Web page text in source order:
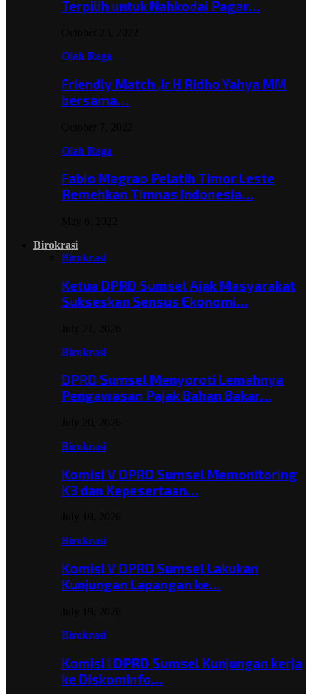
Terpilih untuk Nahkodai Pagar…
Olah Raga
Friendly Match ,Ir H Ridho Yahya MM
bersama…
Olah Raga
Fabio Magrao Pelatih Timor Leste
Remehkan Timnas Indonesia…
Birokrasi
Birokrasi
Ketua DPRD Sumsel Ajak Masyarakat
Sukseskan Sensus Ekonomi…
Birokrasi
DPRD Sumsel Menyoroti Lemahnya
Pengawasan Pajak Bahan Bakar…
Birokrasi
Komisi V DPRD Sumsel Memonitoring
K3 dan Kepesertaan…
Birokrasi
Komisi V DPRD Sumsel Lakukan
Kunjungan Lapangan ke…
Birokrasi
Komisi I DPRD Sumsel Kunjungan kerja
ke Diskominfo…